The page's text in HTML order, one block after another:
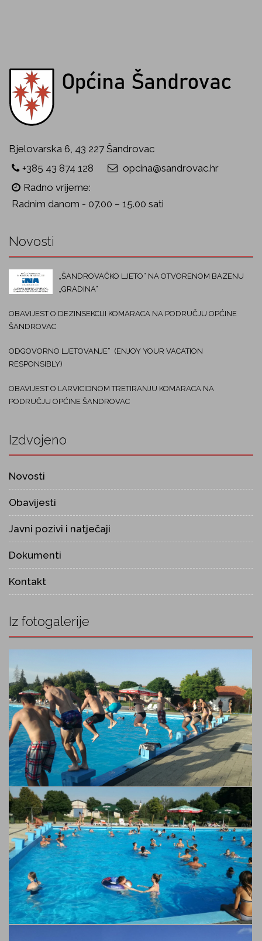
Bjelovarska 6, 43 227 Šandrovac
+385 43 874 128
opcina@sandrovac.hr
Radno vrijeme:
Radnim danom - 07.00 – 15.00 sati
Novosti
„ŠANDROVAČKO LJETO“ NA OTVORENOM BAZENU
„GRADINA“
OBAVIJEST O DEZINSEKCIJI KOMARACA NA PODRUČJU OPĆINE
ŠANDROVAC
ODGOVORNO LJETOVANJE“ (ENJOY YOUR VACATION
RESPONSIBLY)
OBAVIJEST O LARVICIDNOM TRETIRANJU KOMARACA NA
PODRUČJU OPĆINE ŠANDROVAC
Izdvojeno
Novosti
Obavijesti
Javni pozivi i natječaji
Dokumenti
Kontakt
Iz fotogalerije